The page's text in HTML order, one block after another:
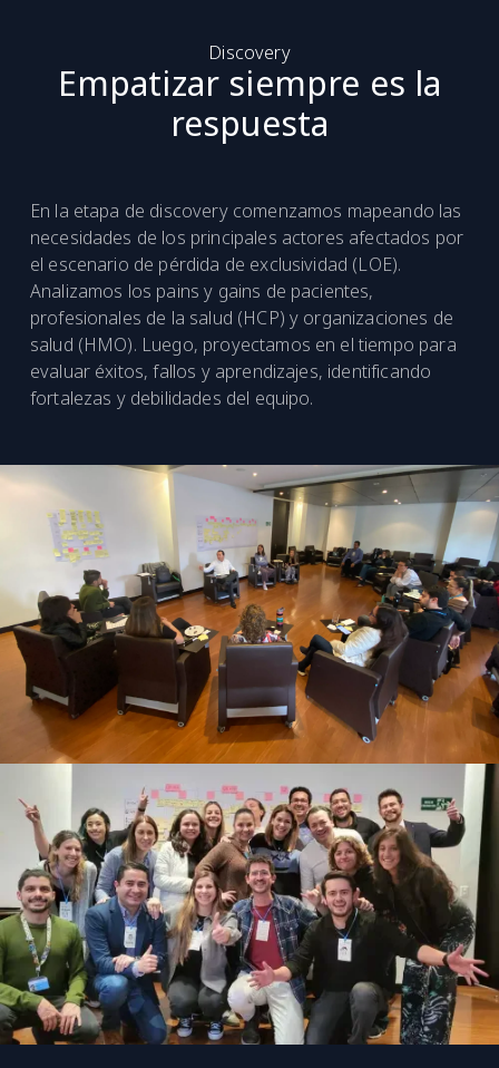
Discovery
Empatizar siempre es la
respuesta
En la etapa de discovery comenzamos mapeando las
necesidades de los principales actores afectados por
el escenario de pérdida de exclusividad (LOE).
Analizamos los pains y gains de pacientes,
profesionales de la salud (HCP) y organizaciones de
salud (HMO). Luego, proyectamos en el tiempo para
evaluar éxitos, fallos y aprendizajes, identificando
fortalezas y debilidades del equipo.